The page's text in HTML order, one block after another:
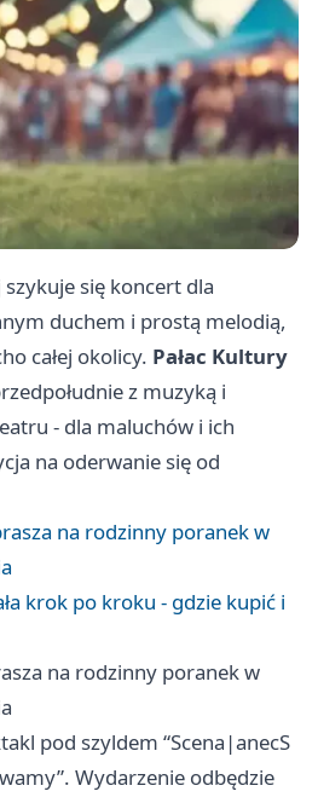
się koncert dla
duchem i prostą melodią,
całej okolicy. Pałac Kultury
z muzyką i
- dla maluchów i ich
na oderwanie się od
na rodzinny poranek w
krok po kroku - gdzie kupić i
na rodzinny poranek w
pod szyldem “Scena|anecS
Wydarzenie odbędzie